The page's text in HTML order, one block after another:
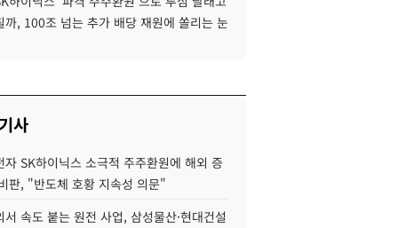
까, 100조 넘는 추가 배당 재원에 쏠리는 눈
사
자 SK하이닉스 소극적 주주환원에 해외 증
판, "반도체 호황 지속성 의문"
서 속도 붙는 원전 사업, 삼성물산·현대건설